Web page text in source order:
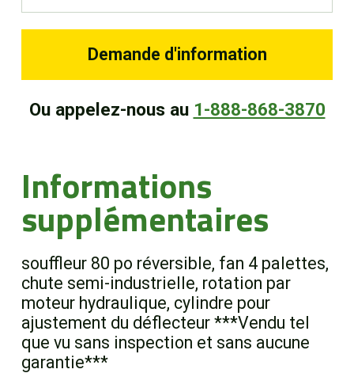
Demande d'information
Ou appelez-nous au 1-888-868-3870
Informations
supplémentaires
souffleur 80 po réversible, fan 4 palettes,
chute semi-industrielle, rotation par
moteur hydraulique, cylindre pour
ajustement du déflecteur ***Vendu tel
que vu sans inspection et sans aucune
garantie***